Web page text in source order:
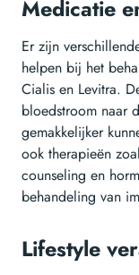
Medicatie
Er zijn
helpen bij het
Cialis en Levitra.
bloedstroom naar
gemakkelijker
ook therapieën
counseling en
behandeling van
Lifestyle